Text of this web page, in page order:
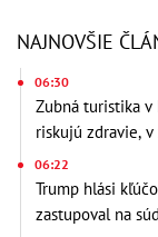
NAJNOVŠIE
06:30
Zubná turistika v
riskujú zdravie,
06:22
Trump hlási
zastupoval na